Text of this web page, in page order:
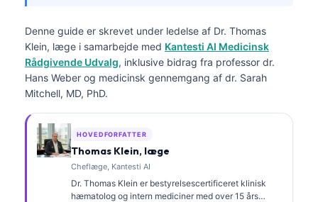
Denne guide er skrevet under ledelse af Dr. Thomas
Klein, læge i samarbejde med Kantesti AI Medicinsk
Rådgivende Udvalg, inklusive bidrag fra professor dr.
Hans Weber og medicinsk gennemgang af dr. Sarah
Mitchell, MD, PhD.
HOVEDFORFATTER
Thomas Klein, læge
Cheflæge, Kantesti AI
Dr. Thomas Klein er bestyrelsescertificeret klinisk
hæmatolog og intern mediciner med over 15 års